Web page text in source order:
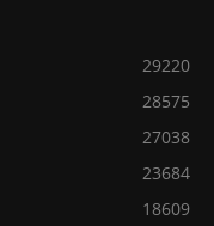
29220
28575
27038
23684
18609